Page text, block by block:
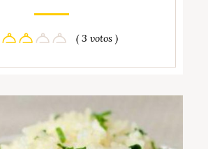
( 3 votos )